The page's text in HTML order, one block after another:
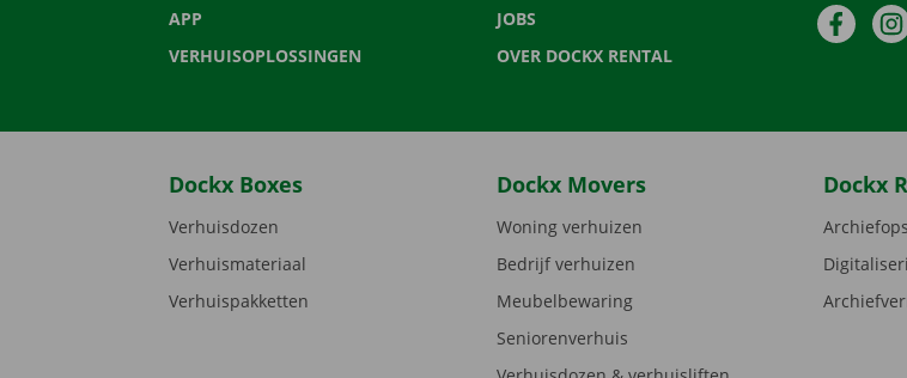
APP
VERHUISOPLOSSINGEN
JOBS
OVER DOCKX RENTAL
Dockx Boxes
Verhuisdozen
Verhuismateriaal
Verhuispakketten
Dockx Movers
Woning verhuizen
Bedrijf verhuizen
Meubelbewaring
Seniorenverhuis
Dockx